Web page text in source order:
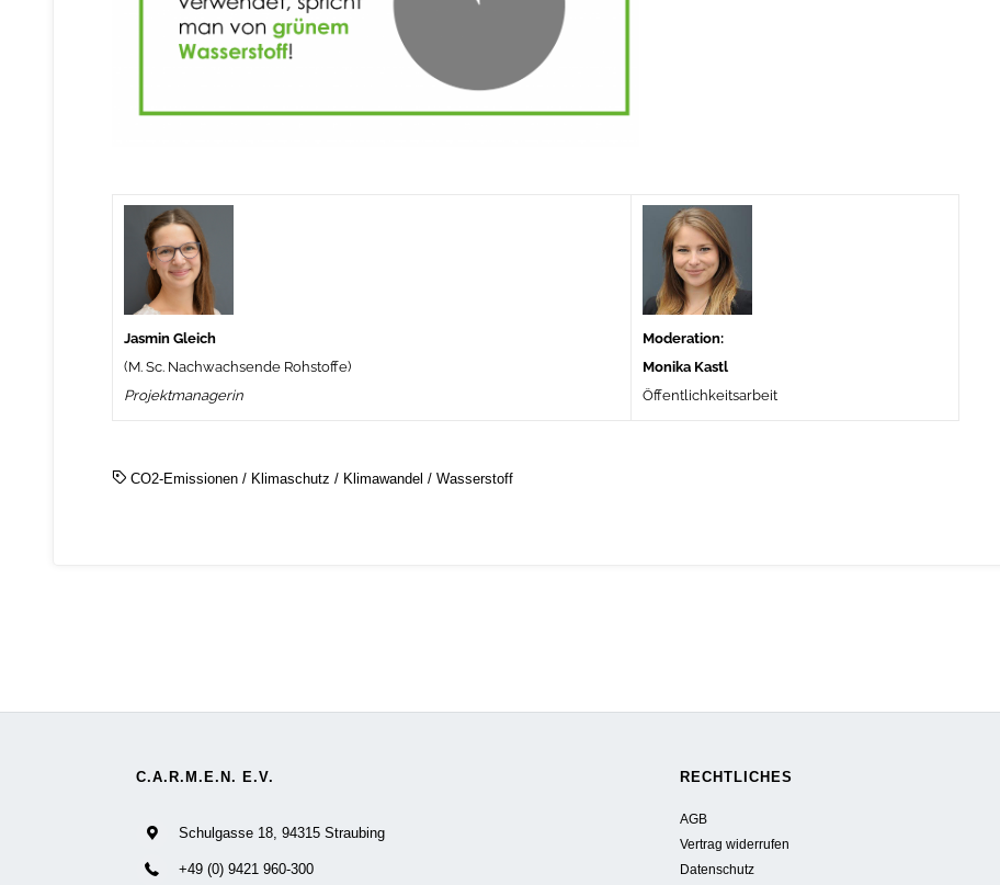
Jasmin Gleich
(M. Sc. Nachwachsende Rohstoffe)
Projektmanagerin
Moderation:
Monika Kastl
Öffentlichkeitsarbeit
CO2-Emissionen/ Klimaschutz / Klimawandel / Wasserstoff
C.A.R.M.E.N. E.V.
Schulgasse 18, 94315 Straubing
+49 (0) 9421 960-300
RECHTLICHES
AGB
Vertrag widerrufen
Datenschutz